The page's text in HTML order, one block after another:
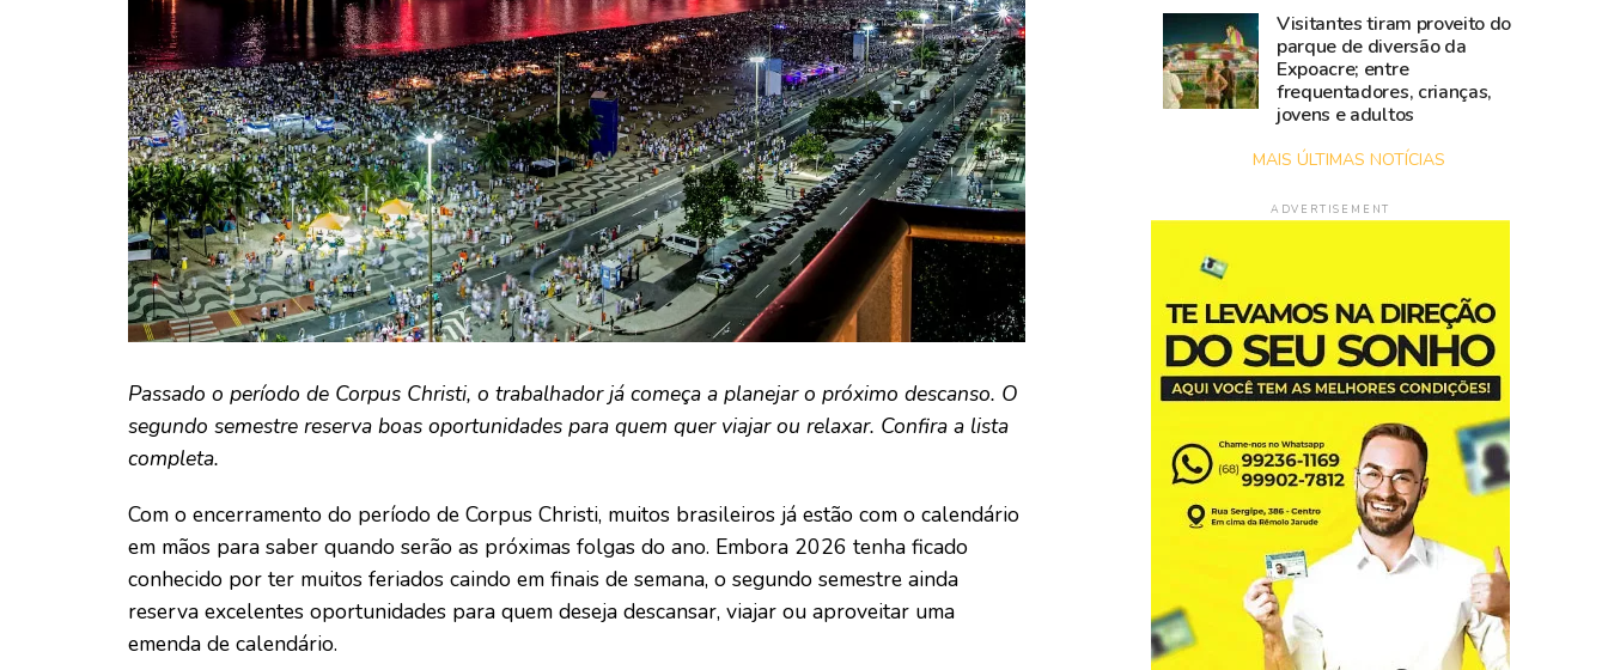
Passado o período de Corpus Christi, o trabalhador já começa a planejar o próximo descanso. O
segundo semestre reserva boas oportunidades para quem quer viajar ou relaxar. Confira a lista
completa.
Com o encerramento do período de Corpus Christi, muitos brasileiros já estão com o calendário
em mãos para saber quando serão as próximas folgas do ano. Embora 2026 tenha ficado
conhecido por ter muitos feriados caindo em finais de semana, o segundo semestre ainda
reserva excelentes oportunidades para quem deseja descansar, viajar ou aproveitar uma
emenda de calendário.
Visitantes tiram proveito do
parque de diversão da
Expoacre; entre
frequentadores, crianças,
jovens e adultos
MAIS ÚLTIMAS NOTÍCIAS
ADVERTISEMENT